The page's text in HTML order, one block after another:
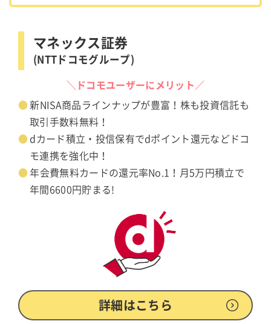
マネックス証券
(NTTドコモグループ)
＼ドコモユーザーにメリット／
新NISA商品ラインナップが豊富！株も投資信託も
取引手数料無料！
dカード積立・投信保有でdポイント還元などドコ
モ連携を強化中！
年会費無料カードの還元率No.1！月5万円積立で
年間6600円貯まる!
詳細はこちら